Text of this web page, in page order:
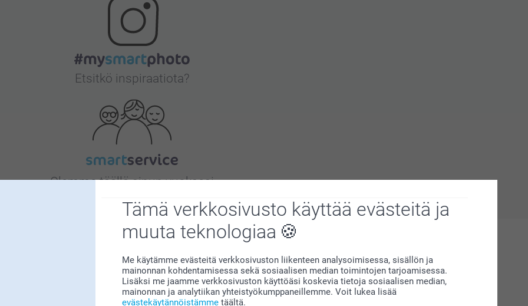
Tämä verkkosivusto käyttää evästeitä ja
muuta teknologiaa
Me käytämme evästeitä verkkosivuston liikenteen analysoimisessa, sisällön ja
mainonnan kohdentamisessa sekä sosiaalisen median toimintojen tarjoamisessa.
Lisäksi me jaamme verkkosivuston käyttöäsi koskevia tietoja sosiaalisen median,
mainonnan ja analytiikan yhteistyökumppaneillemme. Voit lukea lisää
evästekäytännöistämme täältä.
Etsitkö inspiraatiota?
Olemme täällä sinun vuoksesi
sähköpostiosoitteesi tähän